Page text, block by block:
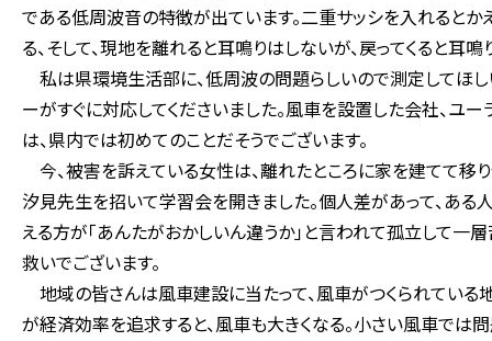
である低周波音の特徴が出ています。二重サッシを入れると
る、そして、現地を離れると耳鳴りはしないが、戻ってくると耳鳴
私は県環境生活部に、低周波の問題らしいので測定してほ
ーがすぐに対応してくださいました。風車を設置した会社、ユ
は、県内では初めてのことだそうでございます。
今、被害を訴えている女性は、離れたところに家を建てて移
汐見先生を招いて学習会を開きました。個人差があって、あ
える方が「あんたがおかしいん違うか」と言われて孤立して一
救いでございます。
地域の皆さんは風車建設に当たって、風車がつくられている
が経済効率を追求すると、風車も大きくなる。小さい風車では